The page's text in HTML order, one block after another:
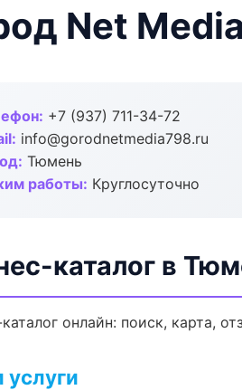
Net Media
+7 (937) 711-34-72
info@gorodnetmedia798.ru
Тюмень
работы: Круглосуточно
каталог в
онлайн: поиск, карта,